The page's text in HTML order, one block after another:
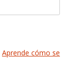
Aprende cómo se